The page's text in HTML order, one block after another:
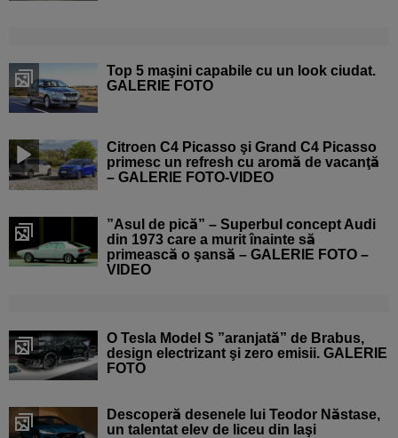
Top 5 maşini capabile cu un look ciudat.
GALERIE FOTO
Citroen C4 Picasso şi Grand C4 Picasso
primesc un refresh cu aromă de vacanţă
– GALERIE FOTO-VIDEO
”Asul de pică” – Superbul concept Audi
din 1973 care a murit înainte să
primească o şansă – GALERIE FOTO –
VIDEO
O Tesla Model S ”aranjată” de Brabus,
design electrizant şi zero emisii. GALERIE
FOTO
Descoperă desenele lui Teodor Năstase,
un talentat elev de liceu din Iaşi